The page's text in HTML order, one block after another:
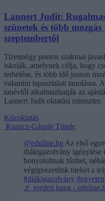
Lannert Judit:
szünetek és több
szeptembertől
Tizennégy pontos szakmai
iskolák, amelynek célja, hogy
terhelése, és több idő jusson
valamint tapasztalati tanulásra.
tanévtől alkalmazhatják az
Lannert Judit oktatási miniszter.
Közoktatás
Kurucz-Gáspár Tünde
@eduline.hu Az első
diákigazolvány igénylése
bonyolultnak tűnhet,
végigvezetünk titeket a
#diákigazolvány
♬ eredeti hang -